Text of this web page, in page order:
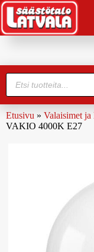
Etusivu » Valaisimet ja
VAKIO 4000K E27